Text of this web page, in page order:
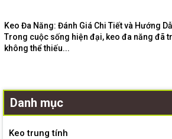
Keo Đa Năng: Đánh Giá Chi Tiết và Hướng
Trong cuộc sống hiện đại, keo đa năng đã
không thể thiếu...
Danh mục
Keo trung tính